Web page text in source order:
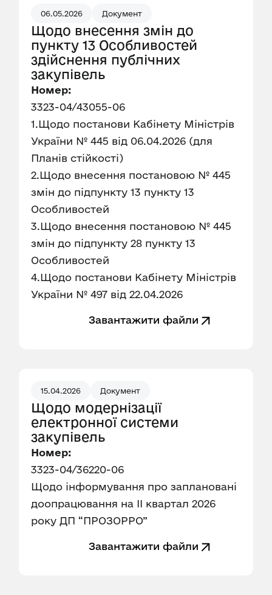
06.05.2026 Документ
Щодо внесення змін до
пункту 13 Особливостей
здійснення публічних
закупівель
Номер:
3323-04/43055-06
1.Щодо постанови Кабінету Міністрів
України № 445 від 06.04.2026 (для
Планів стійкості)
2.Щодо внесення постановою № 445
змін до підпункту 13 пункту 13
Особливостей
3.Щодо внесення постановою № 445
змін до підпункту 28 пункту 13
Особливостей
4.Щодо постанови Кабінету Міністрів
України № 497 від 22.04.2026
Завантажити файли
15.04.2026 Документ
Щодо модернізації
електронної системи
закупівель
Номер:
3323-04/36220-06
Щодо інформування про заплановані
доопрацювання на IІ квартал 2026
року ДП “ПРОЗОРРО”
Завантажити файли